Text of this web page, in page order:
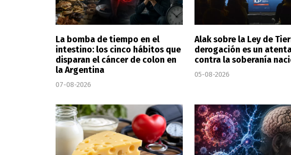
La bomba de tiempo en el
intestino: los cinco hábitos que
disparan el cáncer de colon en
la Argentina
07-08-2026
Alak sobre la Ley de
derogación es un
contra la soberanía
05-08-2026